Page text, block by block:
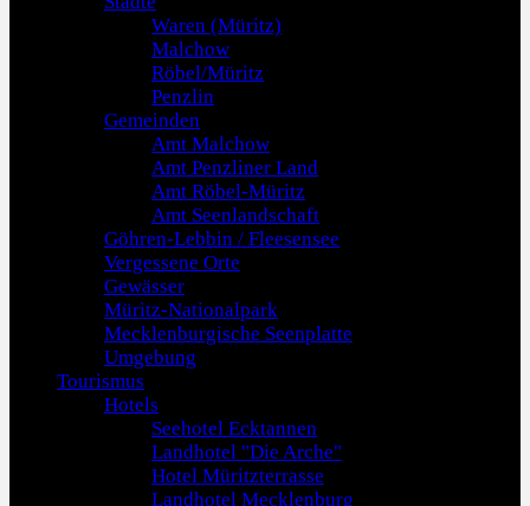
Waren (Müritz)
Malchow
Röbel/Müritz
Penzlin
Gemeinden
Amt Malchow
Amt Penzliner Land
Amt Röbel-Müritz
Amt Seenlandschaft
Göhren-Lebbin / Fleesensee
Vergessene Orte
Gewässer
Müritz-Nationalpark
Mecklenburgische Seenplatte
Umgebung
Tourismus
Hotels
Seehotel Ecktannen
Landhotel "Die Arche"
Hotel Müritzterrasse
Landhotel Mecklenburg